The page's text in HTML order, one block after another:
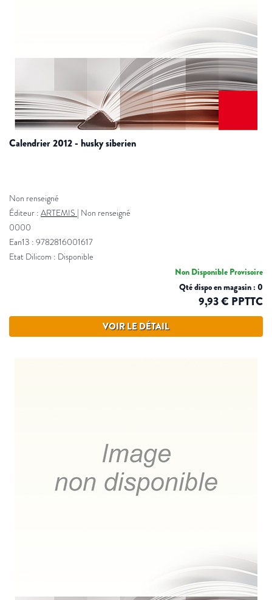
calendrier 2012 - husky siberien
Non renseigné
Éditeur : ARTEMIS | Non renseigné
0000
Ean13 : 9782816001617
Etat Dilicom : Disponible
Non Disponible Provisoire
Qté dispo en magasin : 0
9,93 € PPTTC
VOIR LE DÉTAIL